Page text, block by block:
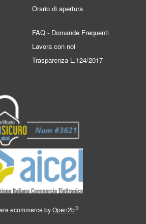
Orario di apertura
FAQ - Domande Frequenti
Lavora con noi
Trasparenza L.124/2017
ecommerce byOpen2b®